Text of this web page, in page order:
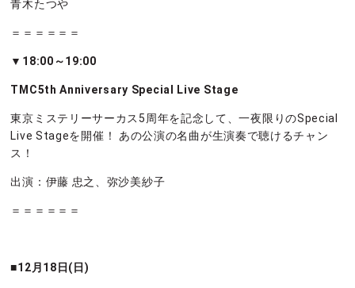
青木たつや
＝＝＝＝＝＝
▼18:00～19:00
TMC5th Anniversary Special Live Stage
東京ミステリーサーカス5周年を記念して、一夜限りのSpecial
Live Stageを開催！ あの公演の名曲が生演奏で聴けるチャン
ス！
出演：伊藤 忠之、弥沙美紗子
＝＝＝＝＝＝
■12月18日(日)